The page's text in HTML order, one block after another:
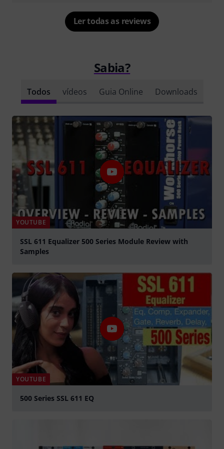
Ler todas as reviews
Sabia?
Todos vídeos Guia Online Downloads
YOUTUBE
SSL 611 Equalizer 500 Series Module Review with
Samples
YOUTUBE
500 Series SSL 611 EQ